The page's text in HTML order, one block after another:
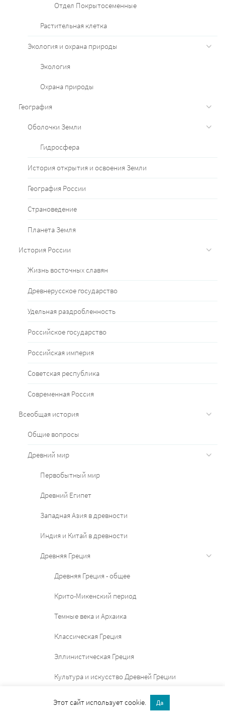
Отдел Покрытосеменные
Растительная клетка
Экология и охрана природы
Экология
Охрана природы
География
Оболочки Земли
Гидросфера
История открытия и освоения Земли
География России
Страноведение
Планета Земля
История России
Жизнь восточных славян
Древнерусское государство
Удельная раздробленность
Российское государство
Российская империя
Советская республика
Современная Россия
Всеобщая история
Общие вопросы
Древний мир
Первобытный мир
Древний Египет
Западная Азия в древности
Индия и Китай в древности
Древняя Греция
Древняя Греция - общее
Крито-Микенский период
Темные века и Архаика
Классическая Греция
Эллинистическая Греция
Культура и искусство Древней Греции
Древний Рим
Этот сайт использует cookie. Да